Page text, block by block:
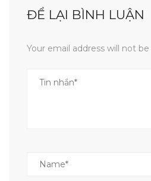
ĐỂ LẠI BÌNH LUẬN
Your email address will not